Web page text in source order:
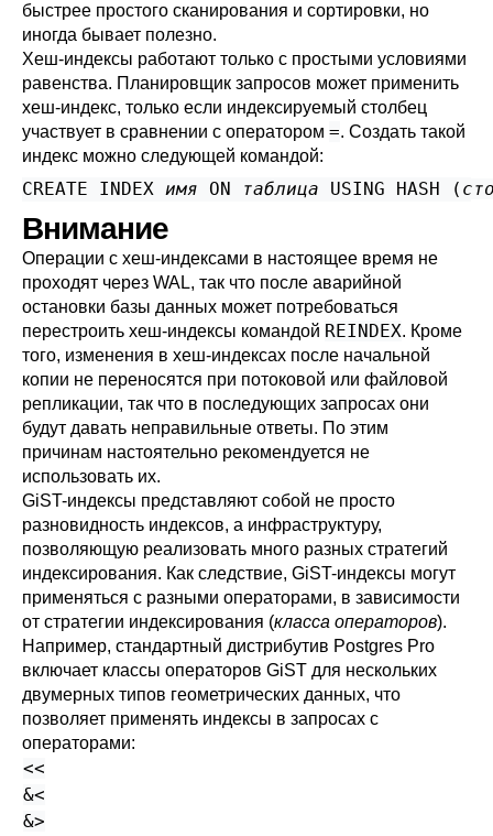
быстрее простого сканирования и сортировки, но
иногда бывает полезно.
Хеш-индексы работают только с простыми условиями
равенства. Планировщик запросов может применить
хеш-индекс, только если индексируемый столбец
участвует в сравнении с оператором =. Создать такой
индекс можно следующей командой:
CREATE INDEX имя ON таблица USING HASH (
Внимание
Операции с хеш-индексами в настоящее время не
проходят через WAL, так что после аварийной
остановки базы данных может потребоваться
перестроить хеш-индексы командой REINDEX. Кроме
того, изменения в хеш-индексах после начальной
копии не переносятся при потоковой или файловой
репликации, так что в последующих запросах они
будут давать неправильные ответы. По этим
причинам настоятельно рекомендуется не
использовать их.
GiST-индексы представляют собой не просто
разновидность индексов, а инфраструктуру,
позволяющую реализовать много разных стратегий
индексирования. Как следствие, GiST-индексы могут
применяться с разными операторами, в зависимости
от стратегии индексирования (класса операторов).
Например, стандартный дистрибутив Postgres Pro
включает классы операторов GiST для нескольких
двумерных типов геометрических данных, что
позволяет применять индексы в запросах с
операторами:
<<
&<
&>